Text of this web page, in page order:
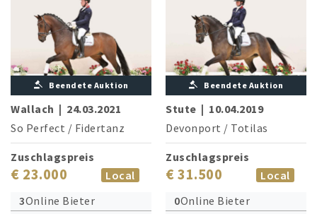
Beendete Auktion
Wallach | 24.03.2021
So Perfect / Fidertanz
Zuschlagspreis
€ 23.000
Local
3Online Bieter
Beendete Auktion
Stute | 10.04.2019
Devonport / Totilas
Zuschlagspreis
€ 31.500
Local
0Online Bieter